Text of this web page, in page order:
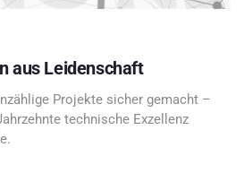
aus Leidenschaft
Projekte sicher gemacht –
technische Exzellenz